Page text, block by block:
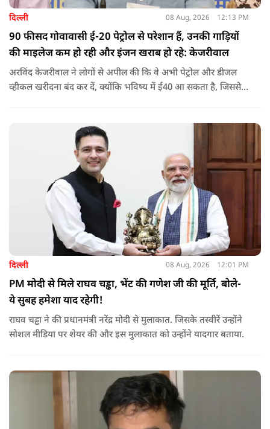
दिल्ली 08 Aug, 2026 12:13 PM
90 फीसद गोवावासी ई-20 पेट्रोल से परेशान हैं, उनकी गाड़ियों
की माइलेज कम हो रही और इंजन खराब हो रहे: केजरीवाल
अरविंद केजरीवाल ने लोगों से अपील की कि वे अभी पेट्रोल और डीजल
व्हीकल खरीदना बंद कर दें, क्योंकि भविष्य में ई40 आ सकता है, जिससे
दिल्ली 08 Aug, 2026 12:01 PM
PM मोदी से मिले राघव चड्ढा, भेंट की गणेश जी की मूर्ति, बोले-
ये सुबह हमेशा याद रहेगी!
राघव चड्ढा ने की प्रधानमंत्री नरेंद्र मोदी से मुलाकात. जिसके तस्वीरें उन्होंने
सोशल मीडिया पर शेयर की और इस मुलाकात को उन्होंने यादगार बताया.